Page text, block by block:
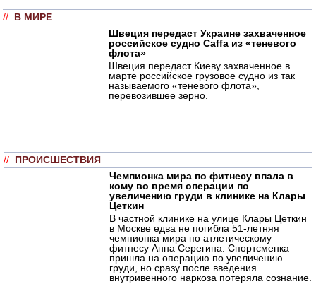
// В МИРЕ
Швеция передаст Украине захваченное
российское судно Caffa из «теневого
флота»
Швеция передаст Киеву захваченное в
марте российское грузовое судно из так
называемого «теневого флота»,
перевозившее зерно.
// ПРОИСШЕСТВИЯ
Чемпионка мира по фитнесу впала в
кому во время операции по
увеличению груди в клинике на Клары
Цеткин
В частной клинике на улице Клары Цеткин
в Москве едва не погибла 51-летняя
чемпионка мира по атлетическому
фитнесу Анна Серегина. Спортсменка
пришла на операцию по увеличению
груди, но сразу после введения
внутривенного наркоза потеряла сознание.